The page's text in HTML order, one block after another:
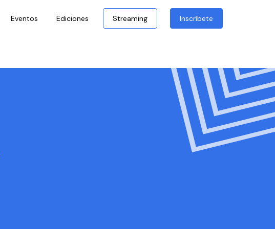
Eventos Ediciones Streaming Inscríbete